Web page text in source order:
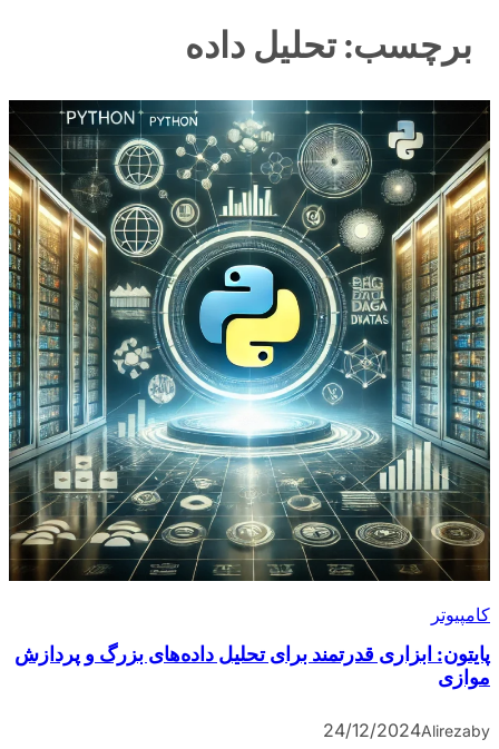
برچسب: تحلیل داده
کامپیوتر
پایتون: ابزاری قدرتمند برای تحلیل داده‌های بزرگ و پردازش
موازی
by
Alireza
24/12/2024